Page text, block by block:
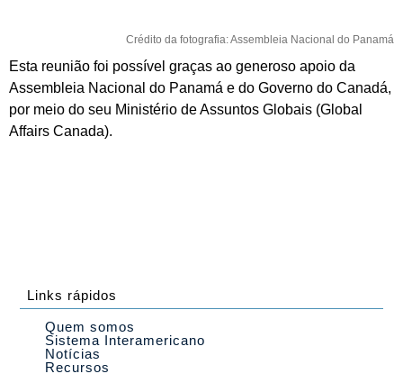
Crédito da fotografia: Assembleia Nacional do Panamá
Esta reunião foi possível graças ao generoso apoio da
Assembleia Nacional do Panamá e do Governo do Canadá,
por meio do seu Ministério de Assuntos Globais (Global
Affairs Canada).
Links rápidos
Quem somos
Sistema Interamericano
Notícias
Recursos